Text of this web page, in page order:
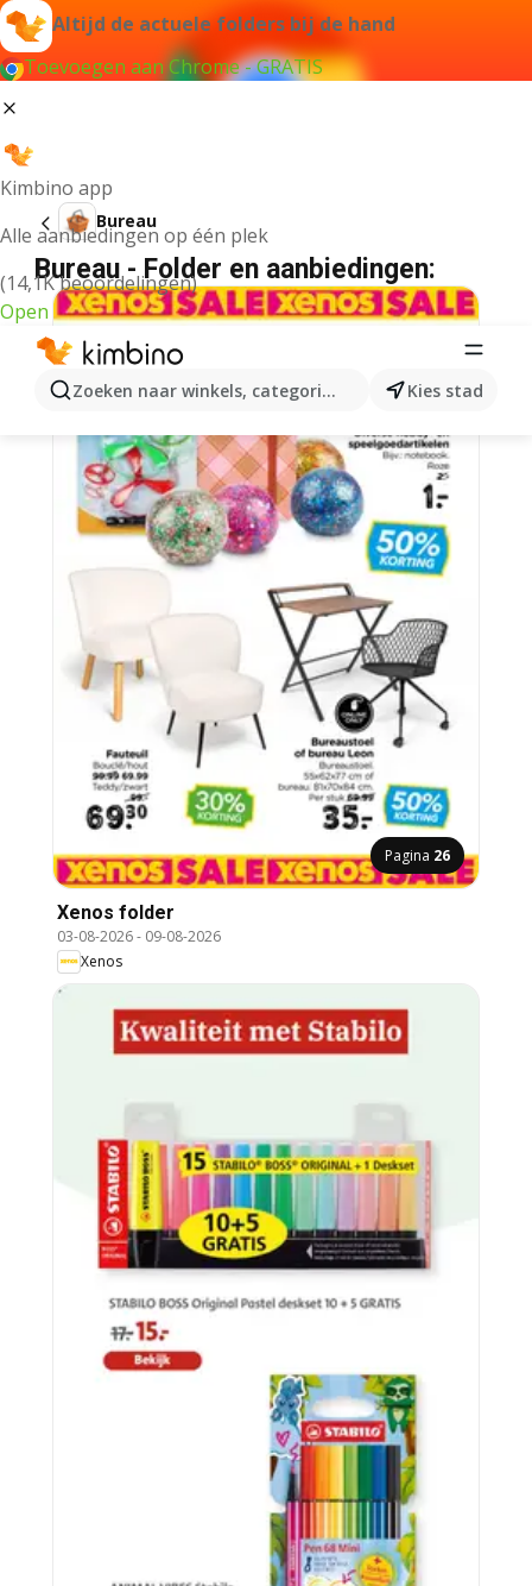
Altijd de actuele folders bij de hand
Toevoegen aan Chrome - GRATIS
Kimbino app
Alle aanbiedingen op één plek
(14,1K beoordelingen)
Open
Zoeken naar winkels, categorieën, producten...
Kies stad
Bureau
Bureau - Folder en aanbiedingen:
Pagina 26
Xenos folder
03-08-2026- 09-08-2026
Xenos